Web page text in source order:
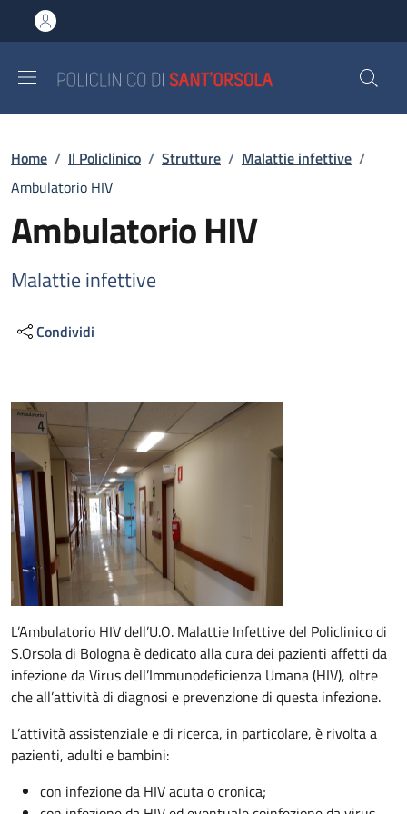
al contenuto principale
to footer content
Briciole di pane
Home / Il Policlinico / Strutture / Malattie infettive /
Ambulatorio HIV
Ambulatorio HIV
Malattie infettive
Condividi
Descrizione
L’Ambulatorio HIV dell’U.O. Malattie Infettive del Policlinico di
S.Orsola di Bologna è dedicato alla cura dei pazienti affetti da
infezione da Virus dell’Immunodeficienza Umana (HIV), oltre
che all’attività di diagnosi e prevenzione di questa infezione.
L’attività assistenziale e di ricerca, in particolare, è rivolta a
pazienti, adulti e bambini:
con infezione da HIV acuta o cronica;